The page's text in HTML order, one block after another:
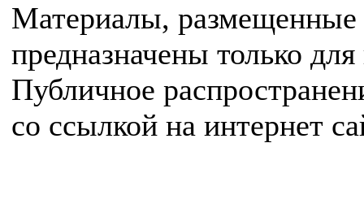
Материалы, размещенные
предназначены только
Публичное
со ссылкой на интернет